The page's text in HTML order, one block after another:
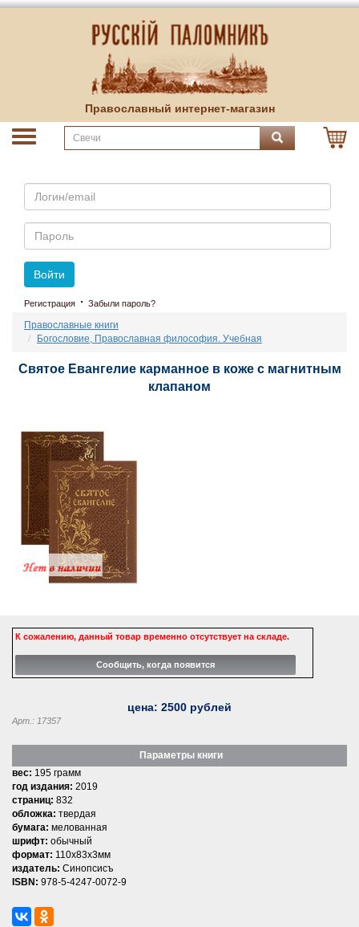
Православный интернет-магазин
Email
Пароль
Войти
Регистрация · Забыли пароль?
Православные книги
Богословие, Православная философия. Учебная
Святое Евангелие карманное в коже с магнитным
клапаном
К сожалению, данный товар временно отсутствует на складе.
цена: 2500 рублей
Арт.: 17357
Параметры книги
вес: 195 грамм
год издания: 2019
страниц: 832
обложка: твердая
бумага: мелованная
шрифт: обычный
формат: 110x83x3мм
издатель: Синопсисъ
ISBN: 978-5-4247-0072-9